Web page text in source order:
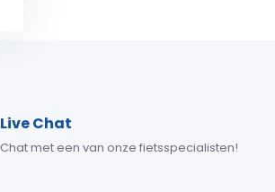
Live Chat
Chat met een van onze fietsspecialisten!